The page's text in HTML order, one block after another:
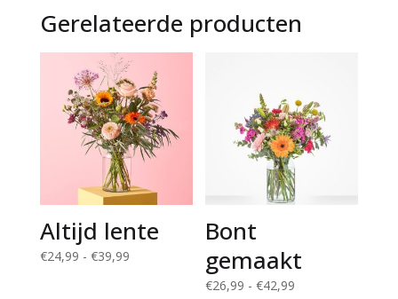
Gerelateerde producten
Altijd lente
€24,99 - €39,99Prijsklasse:
Bont
gemaakt
€26,99 - €42,99